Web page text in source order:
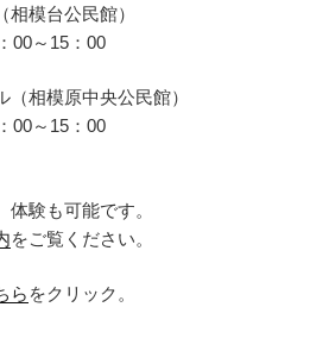
模台公民館）
00～15：00
相模原中央公民館）
00～15：00
験も可能です。
をご覧ください。
ら をクリック。